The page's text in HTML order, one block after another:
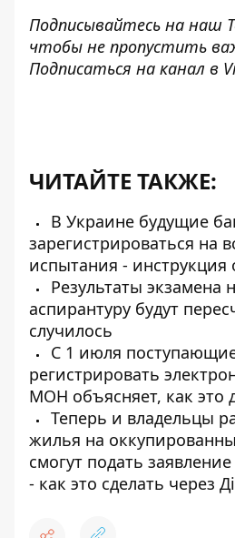
Подписывайтесь на наш
чтобы не пропустить
Подписаться на канал в
ЧИТАЙТЕ ТАКЖЕ:
В Украине будущие
зарегистрироваться на
испытания -
Результаты экзамена
аспирантуру будут
случилось
С 1 июля
регистрировать
МОН объясняет, как это
Теперь и владельцы
жилья на
смогут подать
- как это сделать через